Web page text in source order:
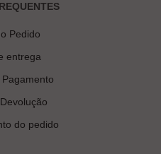
Pedido
entrega
do pedido